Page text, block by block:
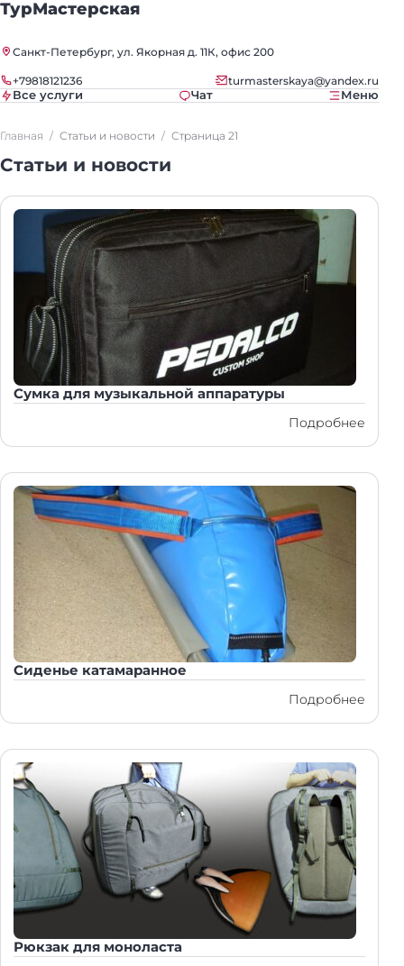
ТурМастерская
Санкт-Петербург, ул. Якорная д. 11К, офис 200
+79818121236 turmasterskaya@yandex.ru
Все услуги Чат Меню
Главная Статьи и новости Страница 21
Статьи и новости
Сумка для музыкальной аппаратуры
Подробнее
Сиденье катамаранное
Подробнее
Рюкзак для моноласта